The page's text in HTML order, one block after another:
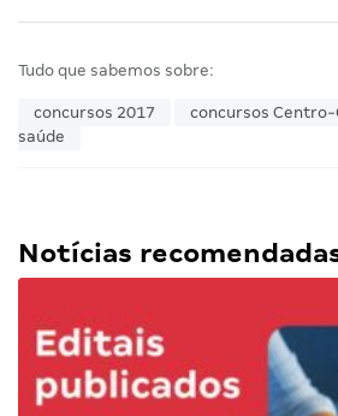
Tudo que sabemos sobre:
concursos 2017 concursos Centro-
saúde
Notícias